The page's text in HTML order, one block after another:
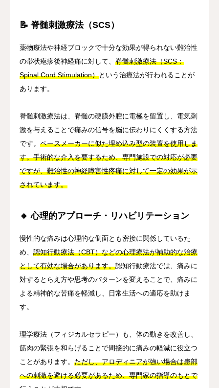
📝 脊髄刺激療法（SCS）
薬物療法や神経ブロックで十分な効果が得られない難治性
の帯状疱疹後神経痛に対して、 脊髄刺激療法（SCS：
Spinal Cord Stimulation）という治療法が行われることが
あります。
脊髄刺激療法は、脊髄の硬膜外腔に電極を留置し、電気刺
激を与えることで痛みの信号を脳に伝わりにくくする方法
です。 ペースメーカーに似た埋め込み型の装置を使用しま
す。手術的な介入を要するため、専門施設での対応が必要
ですが、難治性の神経障害性疼痛に対して一定の効果が示
されています。
🔸 心理的アプローチ・リハビリテーション
慢性的な痛みは心理的な側面とも密接に関係しているた
め、 認知行動療法（CBT）などの心理療法が補助的な治療
として有効な場合があります。認知行動療法では、痛みに
対するとらえ方や思考のパターンを変えることで、痛みに
よる精神的な苦痛を軽減し、日常生活への適応を助けま
す。
理学療法（フィジカルセラピー）も、体の動きを改善し、
筋肉の緊張を和らげることで間接的に痛みの軽減に役立つ
ことがあります。 ただし、アロディニアが強い場合は患部
への刺激を避ける必要があるため、専門家の指導のもとで